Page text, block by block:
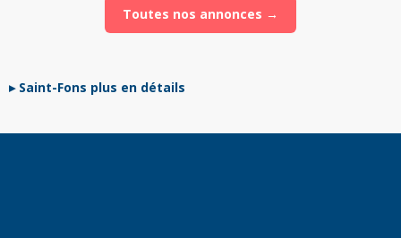
Toutes nos annonces →
Saint-Fons plus en détails